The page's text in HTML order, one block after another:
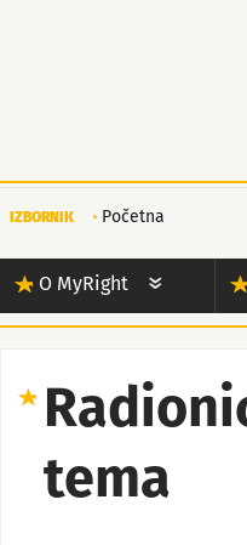
IZBORNIK Početna
O MyRight
tema